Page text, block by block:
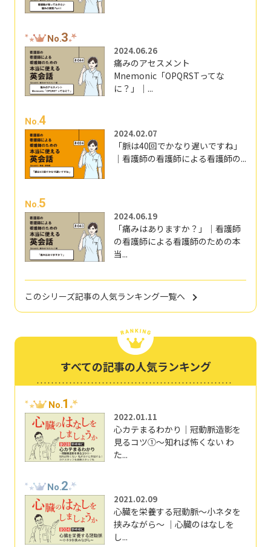
No.3
2024.06.26
痛みのアセスメント
Mnemonic「OPQRSTってな
に？」｜...
No.4
2024.02.07
「脈は40回でかなり遅いですね」
｜看護師の看護師による看護師の...
No.5
2024.06.19
「痛みはありますか？」｜看護師
の看護師による看護師のための本
当...
このシリーズ記事の人気ランキング一覧へ
すべての記事の人気ランキング
No.1
2022.01.11
心カテまるわかり｜冠動脈造影を
見るコツ①～知れば怖くない わ
た...
No.2
2021.02.09
心臓を栄養する冠動脈～小ネタを
挟みながら～ ｜心臓のはなしを
し...